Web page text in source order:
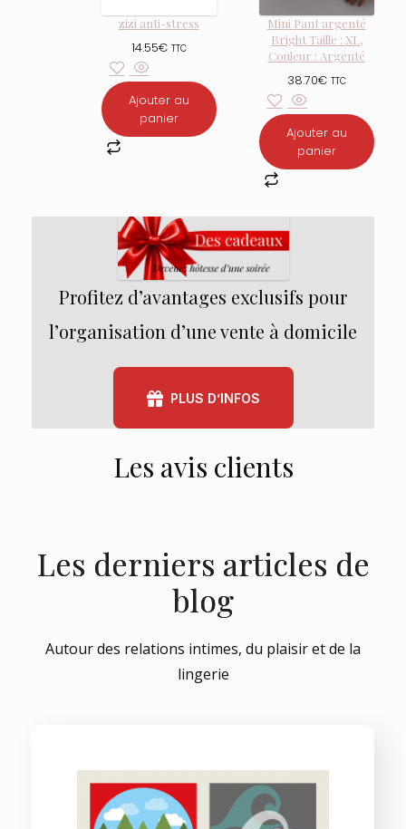
zizi anti-stress
14.55€ TTC
Ajouter au
panier
Mini Pant argenté
Bright Taille : XL,
Couleur : Argenté
38.70€ TTC
Ajouter au
panier
Profitez d’avantages exclusifs pour
l’organisation d’une vente à domicile
PLUS D’INFOS
Les avis clients
Les derniers articles de
blog
Autour des relations intimes, du plaisir et de la
lingerie